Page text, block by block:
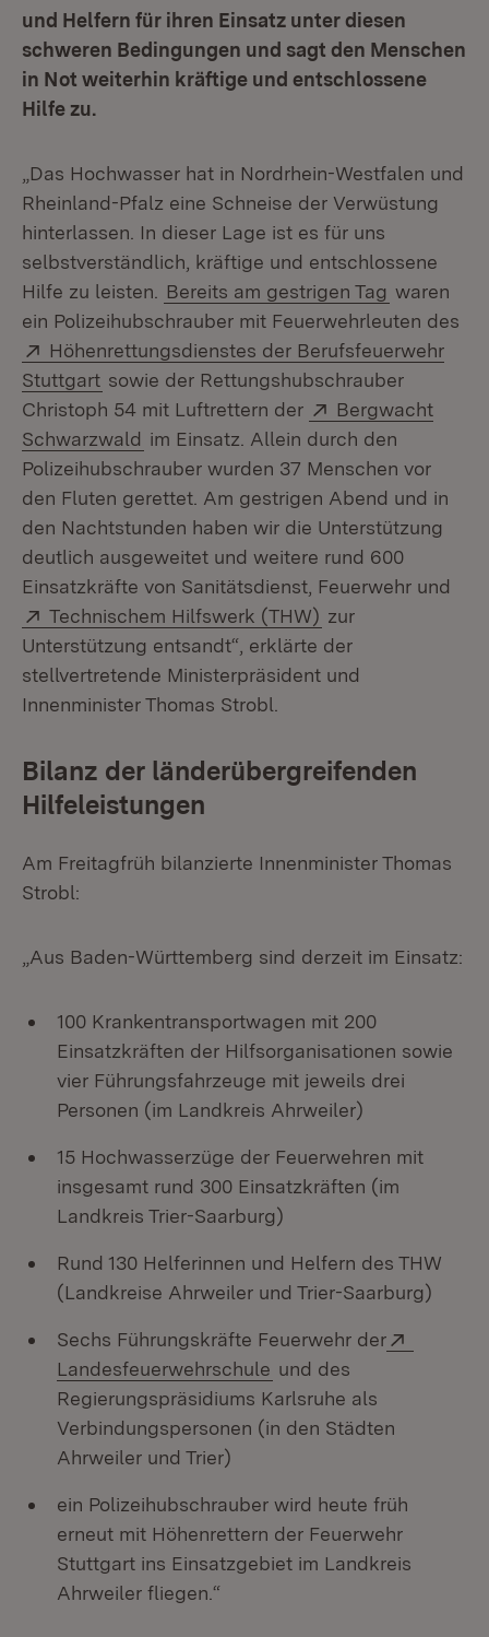
und Helfern für ihren Einsatz unter diesen
schweren Bedingungen und sagt den Menschen
in Not weiterhin kräftige und entschlossene
Hilfe zu.
„Das Hochwasser hat in Nordrhein-Westfalen und
Rheinland-Pfalz eine Schneise der Verwüstung
hinterlassen. In dieser Lage ist es für uns
selbstverständlich, kräftige und entschlossene
Hilfe zu leisten.
Bereits am gestrigen Tag waren
ein Polizeihubschrauber mit Feuerwehrleuten des
Extern:
Höhenrettungsdienstes der Berufsfeuerwehr
Stuttgart (Öffnet in neuem Fenster)
sowie der Rettungshubschrauber
Christoph 54 mit Luftrettern der
Extern:
Bergwacht
Schwarzwald (Öffnet in neuem Fenster)
im Einsatz. Allein durch den
Polizeihubschrauber wurden 37 Menschen vor
den Fluten gerettet. Am gestrigen Abend und in
den Nachtstunden haben wir die Unterstützung
deutlich ausgeweitet und weitere rund 600
Einsatzkräfte von Sanitätsdienst, Feuerwehr und
Extern:
Technischem Hilfswerk (THW) (Öffnet in neuem
zur
Unterstützung entsandt“, erklärte der
stellvertretende Ministerpräsident und
Innenminister Thomas Strobl.
Bilanz der länderübergreifenden
Hilfeleistungen
Am Freitagfrüh bilanzierte Innenminister Thomas
Strobl:
„Aus Baden-Württemberg sind derzeit im Einsatz:
100 Krankentransportwagen mit 200
Einsatzkräften der Hilfsorganisationen sowie
vier Führungsfahrzeuge mit jeweils drei
Personen (im Landkreis Ahrweiler)
15 Hochwasserzüge der Feuerwehren mit
insgesamt rund 300 Einsatzkräften (im
Landkreis Trier-Saarburg)
Rund 130 Helferinnen und Helfern des THW
(Landkreise Ahrweiler und Trier-Saarburg)
Sechs Führungskräfte Feuerwehr der
Landesfeuerwehrschule (Öffnet in neuem
und des
Regierungspräsidiums Karlsruhe als
Verbindungspersonen (in den Städten
Ahrweiler und Trier)
ein Polizeihubschrauber wird heute früh
erneut mit Höhenrettern der Feuerwehr
Stuttgart ins Einsatzgebiet im Landkreis
Ahrweiler fliegen.“